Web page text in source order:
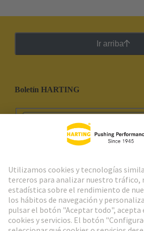
Ir arriba
Boletín HARTING
Ir al registro
Social Media